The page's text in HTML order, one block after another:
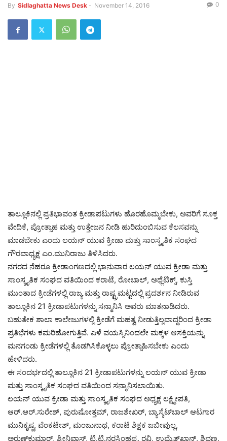
By Sidlaghatta News Desk - November 14, 2016 0
ತಾಲ್ಲೂಕಿನಲ್ಲಿ ಪ್ರತಿಭಾವಂತ ಕ್ರೀಡಾಪಟುಗಳು ಹೊರಹೊಮ್ಮಬೇಕು, ಅವರಿಗೆ ಸೂಕ್ತ
ವೇದಿಕೆ, ಪ್ರೋತ್ಸಾಹ ಮತ್ತು ಉತ್ತೇಜನ ನೀಡಿ ಹುರಿದುಂಬಿಸುವ ಕೆಲಸವನ್ನು
ಮಾಡಬೇಕು ಎಂದು ಲಯನ್ ಯುವ ಕ್ರೀಡಾ ಮತ್ತು ಸಾಂಸ್ಕೃತಿಕ ಸಂಘದ
ಗೌರವಾಧ್ಯಕ್ಷ ಎಂ.ಮುನಿರಾಜು ತಿಳಿಸಿದರು.
ನಗರದ ನೆಹರೂ ಕ್ರೀಡಾಂಗಣದಲ್ಲಿ ಭಾನುವಾರ ಲಯನ್ ಯುವ ಕ್ರೀಡಾ ಮತ್ತು
ಸಾಂಸ್ಕೃತಿಕ ಸಂಘದ ವತಿಯಿಂದ ಕರಾಟೆ, ರೋಬಾಲ್‌, ಅಥ್ಲೆಟಿಕ್ಸ್‌, ಕುಸ್ತಿ
ಮುಂತಾದ ಕ್ರೀಡೆಗಳಲ್ಲಿ ರಾಜ್ಯ ಮತ್ತು ರಾಷ್ಟ್ರಮಟ್ಟದಲ್ಲಿ ಪ್ರದರ್ಶನ ನೀಡಿರುವ
ತಾಲ್ಲೂಕಿನ 21 ಕ್ರೀಡಾಪಟುಗಳನ್ನು ಸನ್ಮಾನಿಸಿ ಅವರು ಮಾತನಾಡಿದರು.
ಬಹುತೇಕ ಶಾಲಾ ಕಾಲೇಜುಗಳಲ್ಲಿ ಕ್ರೀಡೆಗೆ ಮಹತ್ವ ನೀಡುತ್ತಿಲ್ಲವಾದ್ದರಿಂದ ಕ್ರೀಡಾ
ಪ್ರತಿಭೆಗಳು ಕಮರಿಹೋಗುತ್ತಿವೆ. ಎಳೆ ವಯಸ್ಸಿನಿಂದಲೇ ಮಕ್ಕಳ ಆಸಕ್ತಿಯನ್ನು
ಮನಗಂಡು ಕ್ರೀಡೆಗಳಲ್ಲಿ ತೊಡಗಿಸಿಕೊಳ್ಳಲು ಪ್ರೋತ್ಸಾಹಿಸಬೇಕು ಎಂದು
ಹೇಳಿದರು.
ಈ ಸಂದರ್ಭದಲ್ಲಿ ತಾಲ್ಲೂಕಿನ 21 ಕ್ರೀಡಾಪಟುಗಳನ್ನು ಲಯನ್ ಯುವ ಕ್ರೀಡಾ
ಮತ್ತು ಸಾಂಸ್ಕೃತಿಕ ಸಂಘದ ವತಿಯಿಂದ ಸನ್ಮಾನಿಸಲಾಯಿತು.
ಲಯನ್ ಯುವ ಕ್ರೀಡಾ ಮತ್ತು ಸಾಂಸ್ಕೃತಿಕ ಸಂಘದ ಅಧ್ಯಕ್ಷ ಲಕ್ಷ್ಮೀಪತಿ,
ಆರ್‌.ಆರ್‌.ಸುರೇಶ್‌, ಪುರುಷೋತ್ತಮ್‌, ರಾಜಶೇಖರ್‌, ಬ್ಯಾಸ್ಕೆಟ್‌ಬಾಲ್‌ ಆಟಗಾರ
ಮುನಿಕೃಷ್ಣ, ವೆಂಕಟೇಶ್‌, ಮಂಜುನಾಥ, ಕರಾಟೆ ಶಿಕ್ಷಕ ಜಬೀವುಲ್ಲ,
ಅರುಣ್‌ಕುಮಾರ್‌, ಶ್ರೀನಿವಾಸ್‌, ಟಿ.ಟಿ.ನರಸಿಂಹಪ್ಪ, ರವಿ, ಉಮೈತ್‌ಖಾನ್‌, ಶಿವಣ್ಣ,